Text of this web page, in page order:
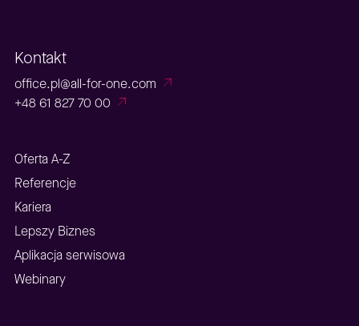
Kontakt
office.pl@all-for-one.com
+48 61 827 70 00
Oferta A-Z
Referencje
Kariera
Lepszy Biznes
Aplikacja serwisowa
Webinary